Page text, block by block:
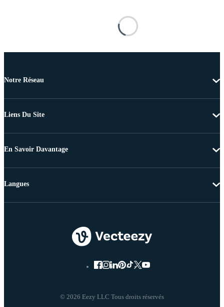
Notre Réseau
Liens Du Site
En Savoir Davantage
© 2026 Eezy LLC Tous droits réservés
Langues